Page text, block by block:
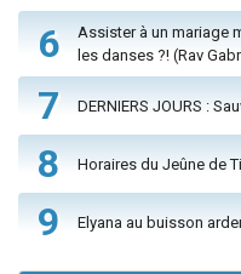
6
Assister à un mariage
les danses ?! (Rav
7 DERNIERS JOURS :
8 Horaires du Jeûne de
9 Elyana au buisson